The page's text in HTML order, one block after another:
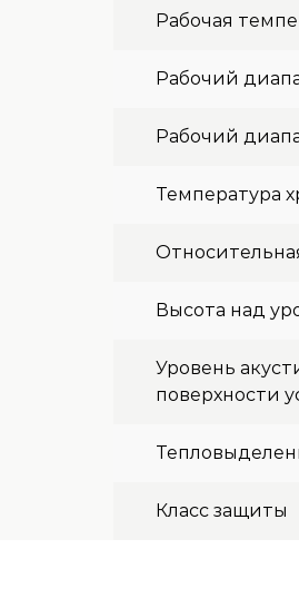
Рабочая
Рабочий
Рабочий
Температура
Высота над
Уровень
поверхности
Класс защиты